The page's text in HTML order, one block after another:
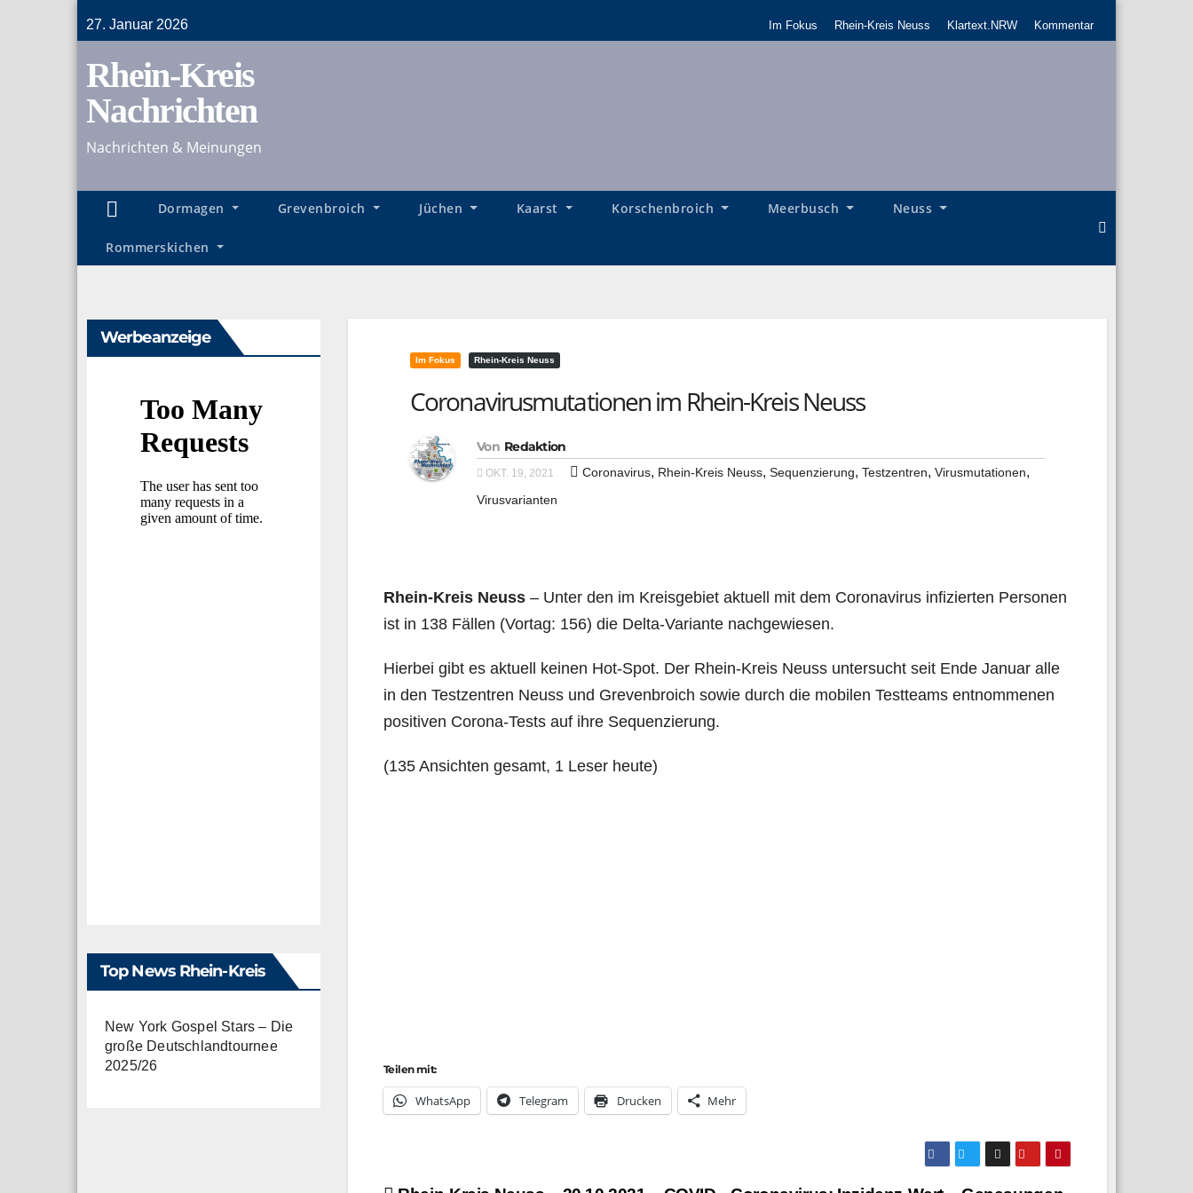
Inhalt
springen
27. Januar 2026 Im Fokus Rhein-Kreis Neuss Klartext.NRW Kommentar
Rhein-Kreis
Nachrichten
Nachrichten & Meinungen
Dormagen Grevenbroich Jüchen Kaarst Korschenbroich Meerbusch Neuss
Rommerskichen
Werbeanzeige
Top News Rhein-Kreis
New York Gospel Stars – Die
große Deutschlandtournee
2025/26
Im Fokus Rhein-Kreis Neuss
Coronavirusmutationen im Rhein-Kreis Neuss
Von Redaktion
OKT. 19, 2021 Coronavirus, Rhein-Kreis Neuss, Sequenzierung, Testzentren, Virusmutationen,
Virusvarianten
Rhein-Kreis Neuss – Unter den im Kreis­ge­biet aktu­ell mit dem Coro­na­vi­rus infi­zier­ten Per­so­nen
ist in 138 Fäl­len (Vor­tag: 156) die Del­ta-Vari­an­te nachgewiesen.
Hier­bei gibt es aktu­ell kei­nen Hot-Spot. Der Rhein-Kreis Neuss unter­sucht seit Ende Janu­ar alle
in den Test­zen­tren Neuss und Gre­ven­broich sowie durch die mobi­len Test­teams ent­nom­me­nen
posi­ti­ven Coro­na-Tests auf ihre Sequenzierung.
(135 Ansich­ten gesamt, 1 Leser heute)
Teilen mit:
Whats­App Tele­gram Dru­cken Mehr